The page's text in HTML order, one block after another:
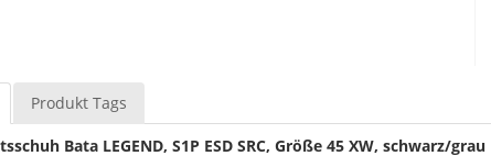
Produkt Tags
Bata LEGEND, S1P ESD SRC, Größe 45 XW, schwarz/grau